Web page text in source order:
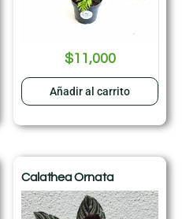
$11,000
Añadir al carrito
Calathea Ornata